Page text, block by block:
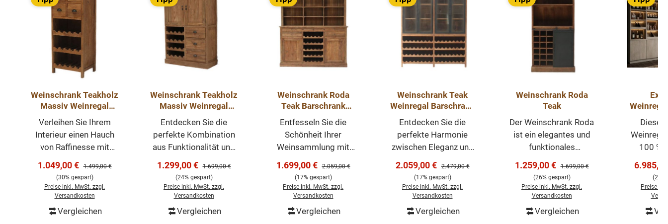
Weinschrank Teakholz
Massiv Weinregal
Barschrank Schrank
Regal Wein
Verleihen Sie Ihrem
Interieur einen Hauch
von Raffinesse mit
Kasar, einem
Meisterwerk der
Handwerkskunst und
Eleganz. Dieser
Verkaufspreis:
1.049,00 € Regulärer Preis:
1.499,00 €
(30% gespart)
Preise inkl. MwSt. zzgl.
Versandkosten
Vergleichen
Weinschrank Teakholz
Massiv Weinregal
Barschrank Schrank
Regal Wein 100 cm
Entdecken Sie die
perfekte Kombination
aus Funktionalität und
Weinschrank, einem
wunderschönen Stück
Handwerkskunst.
Dieser Weinschrank
Verkaufspreis:
1.299,00 € Regulärer Preis:
1.699,00 €
(24% gespart)
Preise inkl. MwSt. zzgl.
Versandkosten
Vergleichen
Weinschrank Roda
Teak Barschrank
Schrank
Entfesseln Sie die
Schönheit Ihrer
Weinsammlung mit
Weinschrank Roda,
einem Möbelstück, das
ein harmonisches
Zusammenspiel von
Verkaufspreis:
1.699,00 € Regulärer Preis:
2.059,00 €
(17% gespart)
Preise inkl. MwSt. zzgl.
Versandkosten
Vergleichen
Weinschrank Teak
Weinregal Barschrank
Roda
Entdecken Sie die
perfekte Harmonie
zwischen Eleganz und
Weinschrank Roda.
Dieser meisterhaft
gestaltete Schrank,
bestehend aus einem
Verkaufspreis:
2.059,00 € Regulärer Preis:
2.479,00 €
(17% gespart)
Preise inkl. MwSt. zzgl.
Versandkosten
Vergleichen
Weinschrank Roda
Teak
Der Weinschrank Roda
ist ein elegantes und
funktionales
Weinliebhaber, die eine
stilvolle und praktische
Aufbewahrungslösung
suchen. Gefertigt aus
Verkaufspreis:
1.259,00 € Regulärer Preis:
1.699,00 €
(26% gespart)
Preise inkl. MwSt. zzgl.
Versandkosten
Vergleichen
Eichen-
Dieses
100 %
(29%
Preise